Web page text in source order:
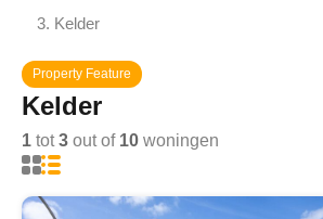
Kelder
Property Feature
Kelder
1 tot3 out of 10 woningen